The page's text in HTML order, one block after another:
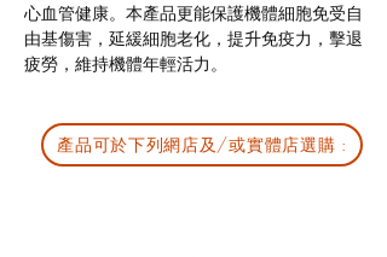
心血管健康。本產品更能保護機體細胞免受自
由基傷害，延緩細胞老化，提升免疫力，擊退
疲勞，維持機體年輕活力。
產品可於下列網店及/或實體店選購 :